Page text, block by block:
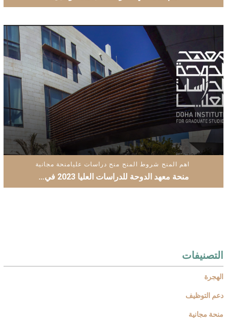
اهم المنح شروط المنح منح دراسات عليامنحة مجانية
منحة معهد الدوحة للدراسات العليا 2023 في…
التصنيفات
الهجرة
دعم التوظيف
منحة مجانية